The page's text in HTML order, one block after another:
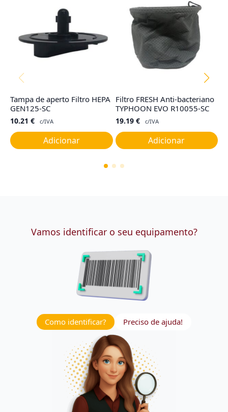
Tampa de aperto Filtro HEPA
GEN125-SC
10.21 € c/IVA
Adicionar
Filtro FRESH Anti-bacteriano
TYPHOON EVO R10055-SC
19.19 € c/IVA
Adicionar
Vamos identificar o seu equipamento?
Como identificar? Preciso de ajuda!